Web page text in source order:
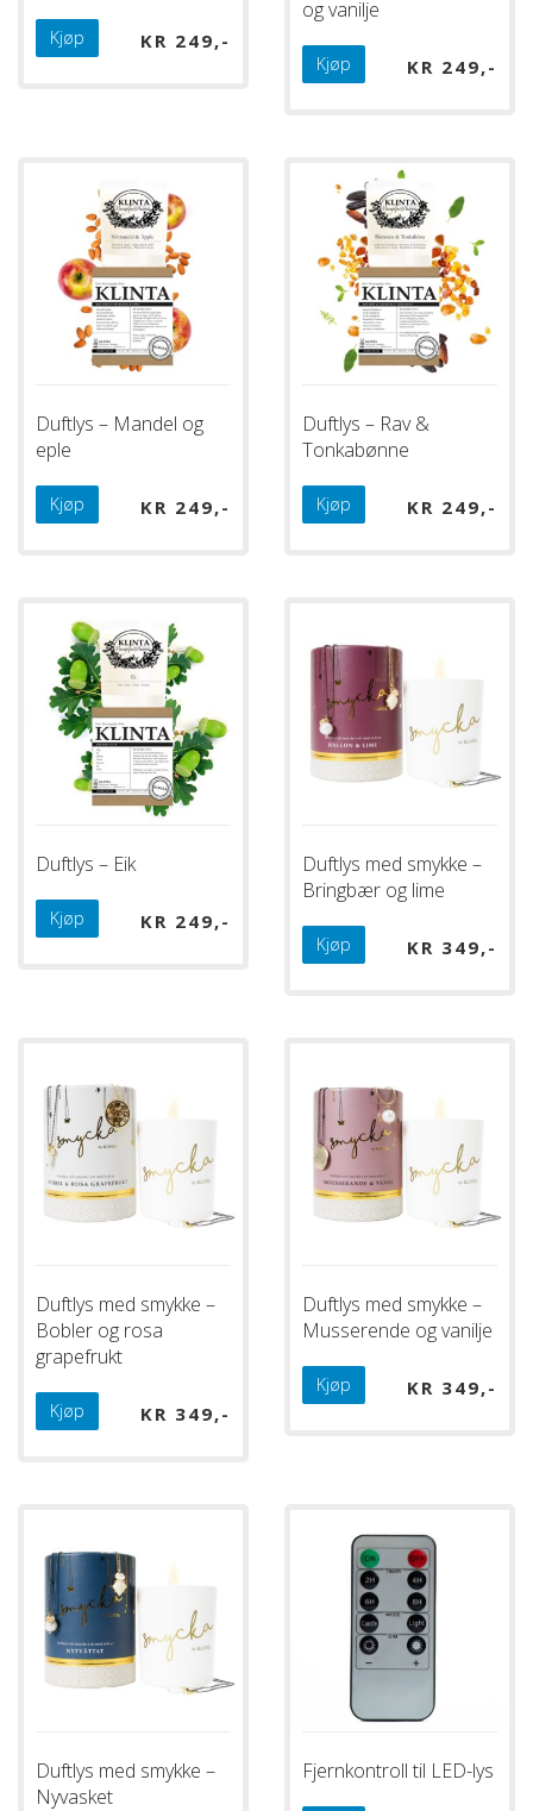
KR 249
Kjøp
og vanilje
KR 249
Kjøp
Duftlys – Mandel og
eple
KR 249
Kjøp
Duftlys – Rav &
Tonkabønne
KR 249
Kjøp
Duftlys – Eik
KR 249
Kjøp
Duftlys med smykke –
Bringbær og lime
KR 349
Kjøp
Duftlys med smykke –
Bobler og rosa
grapefrukt
KR 349
Kjøp
Duftlys med smykke –
Musserende og vanilje
KR 349
Kjøp
Duftlys med smykke –
Nyvasket
Fjernkontroll til LED-lys